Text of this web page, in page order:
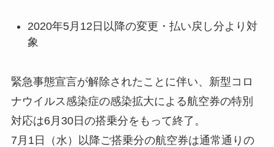
2020年5月12日以降の変更・払い戻し分より対
象
緊急事態宣言が解除されたことに伴い、新型コロ
ナウイルス感染症の感染拡大による航空券の特別
対応は6月30日の搭乗分をもって終了。
7月1日（水）以降ご搭乗分の航空券は通常通りの